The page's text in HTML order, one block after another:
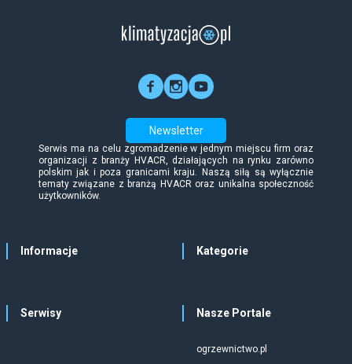
Newsletter
Serwis ma na celu zgromadzenie w jednym miejscu firm oraz
organizacji z branży HVACR, działających na rynku zarówno
polskim jak i poza granicami kraju. Naszą siłą są wyłącznie
tematy związane z branżą HVACR oraz unikalna społeczność
użytkowników.
Informacje Kategorie
Serwisy Nasze Portale
ogrzewnictwo.pl